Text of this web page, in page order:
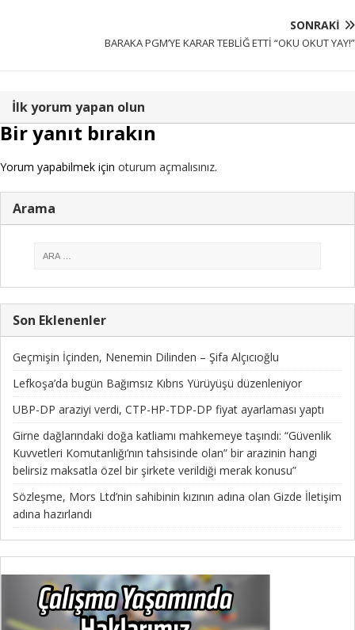
SONRAKI
BARAKA PGM’YE KARAR TEBLİĞ ETTİ “OKU OKUT YAY!”
İlk yorum yapan olun
Bir yanıt bırakın
Yorum yapabilmek için oturum açmalısınız.
Arama
Son Eklenenler
Geçmişin İçinden, Nenemin Dilinden – Şifa Alçıcıoğlu
Lefkoşa’da bugün Bağımsız Kıbrıs Yürüyüşü düzenleniyor
UBP-DP araziyi verdi, CTP-HP-TDP-DP fiyat ayarlaması yaptı
Girne dağlarındaki doğa katliamı mahkemeye taşındı: “Güvenlik
Kuvvetleri Komutanlığı’nın tahsisinde olan” bir arazinin hangi
belirsiz maksatla özel bir şirkete verildiği merak konusu”
Sözleşme, Mors Ltd’nin sahibinin kızının adına olan Gizde İletişim
adına hazırlandı